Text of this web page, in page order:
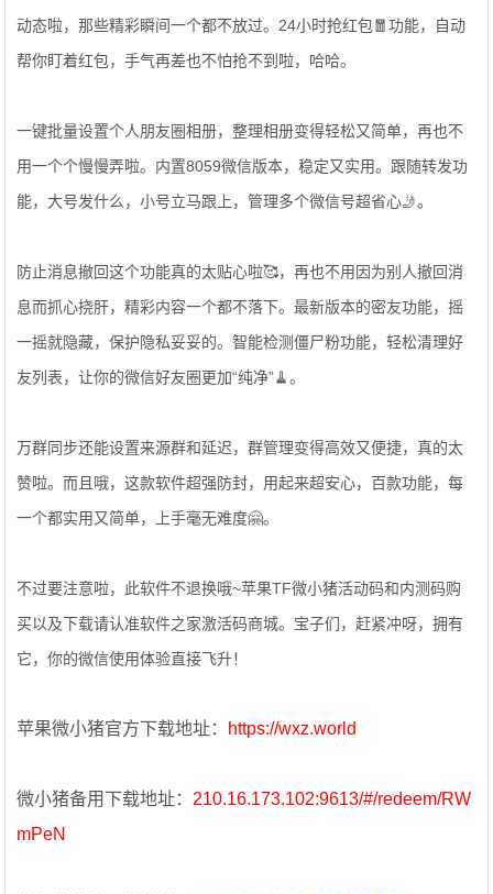
动态啦，那些精彩瞬间一个都不放过。24小时抢红包🧧功能，自动
帮你盯着红包，手气再差也不怕抢不到啦，哈哈。
一键批量设置个人朋友圈相册，整理相册变得轻松又简单，再也不
用一个个慢慢弄啦。内置8059微信版本，稳定又实用。跟随转发功
能，大号发什么，小号立马跟上，管理多个微信号超省心🤳。
防止消息撤回这个功能真的太贴心啦🥰，再也不用因为别人撤回消
息而抓心挠肝，精彩内容一个都不落下。最新版本的密友功能，摇
一摇就隐藏，保护隐私妥妥的️。智能检测僵尸粉功能，轻松清理好
友列表，让你的微信好友圈更加“纯净”🧹。
万群同步还能设置来源群和延迟，群管理变得高效又便捷，真的太
赞啦。而且哦，这款软件超强防封，用起来超安心，百款功能，每
一个都实用又简单，上手毫无难度🤗。
不过要注意啦，此软件不退换哦~苹果TF微小猪活动码和内测码购
买以及下载请认准软件之家激活码商城。宝子们，赶紧冲呀，拥有
它，你的微信使用体验直接飞升！
苹果微小猪官方下载地址： https://wxz.world
微小猪备用下载地址： 210.16.173.102:9613/#/redeem/RW
mPeN